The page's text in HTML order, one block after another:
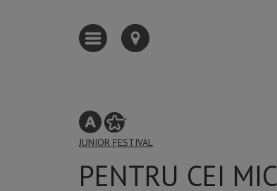
JUNIOR FESTIVAL
PENTRU CEI